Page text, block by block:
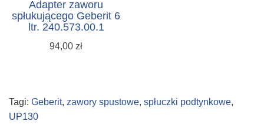
Adapter zaworu
spłukującego Geberit 6
ltr. 240.573.00.1
94,00 zł
Tagi: Geberit, zawory spustowe, spłuczki podtynkowe,
UP130